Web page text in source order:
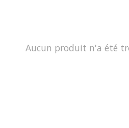
Aucun produit n'a été